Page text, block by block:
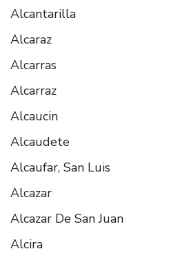
Alcantarilla
Alcaraz
Alcarras
Alcarraz
Alcaucin
Alcaudete
Alcaufar, San Luis
Alcazar
Alcazar De San Juan
Alcira